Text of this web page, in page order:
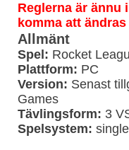
Reglerna är ännu
komma att
Allmänt
Spel: Rocket
Plattform: PC
Version: Senast
Games
Tävlingsform: 3
Spelsystem: